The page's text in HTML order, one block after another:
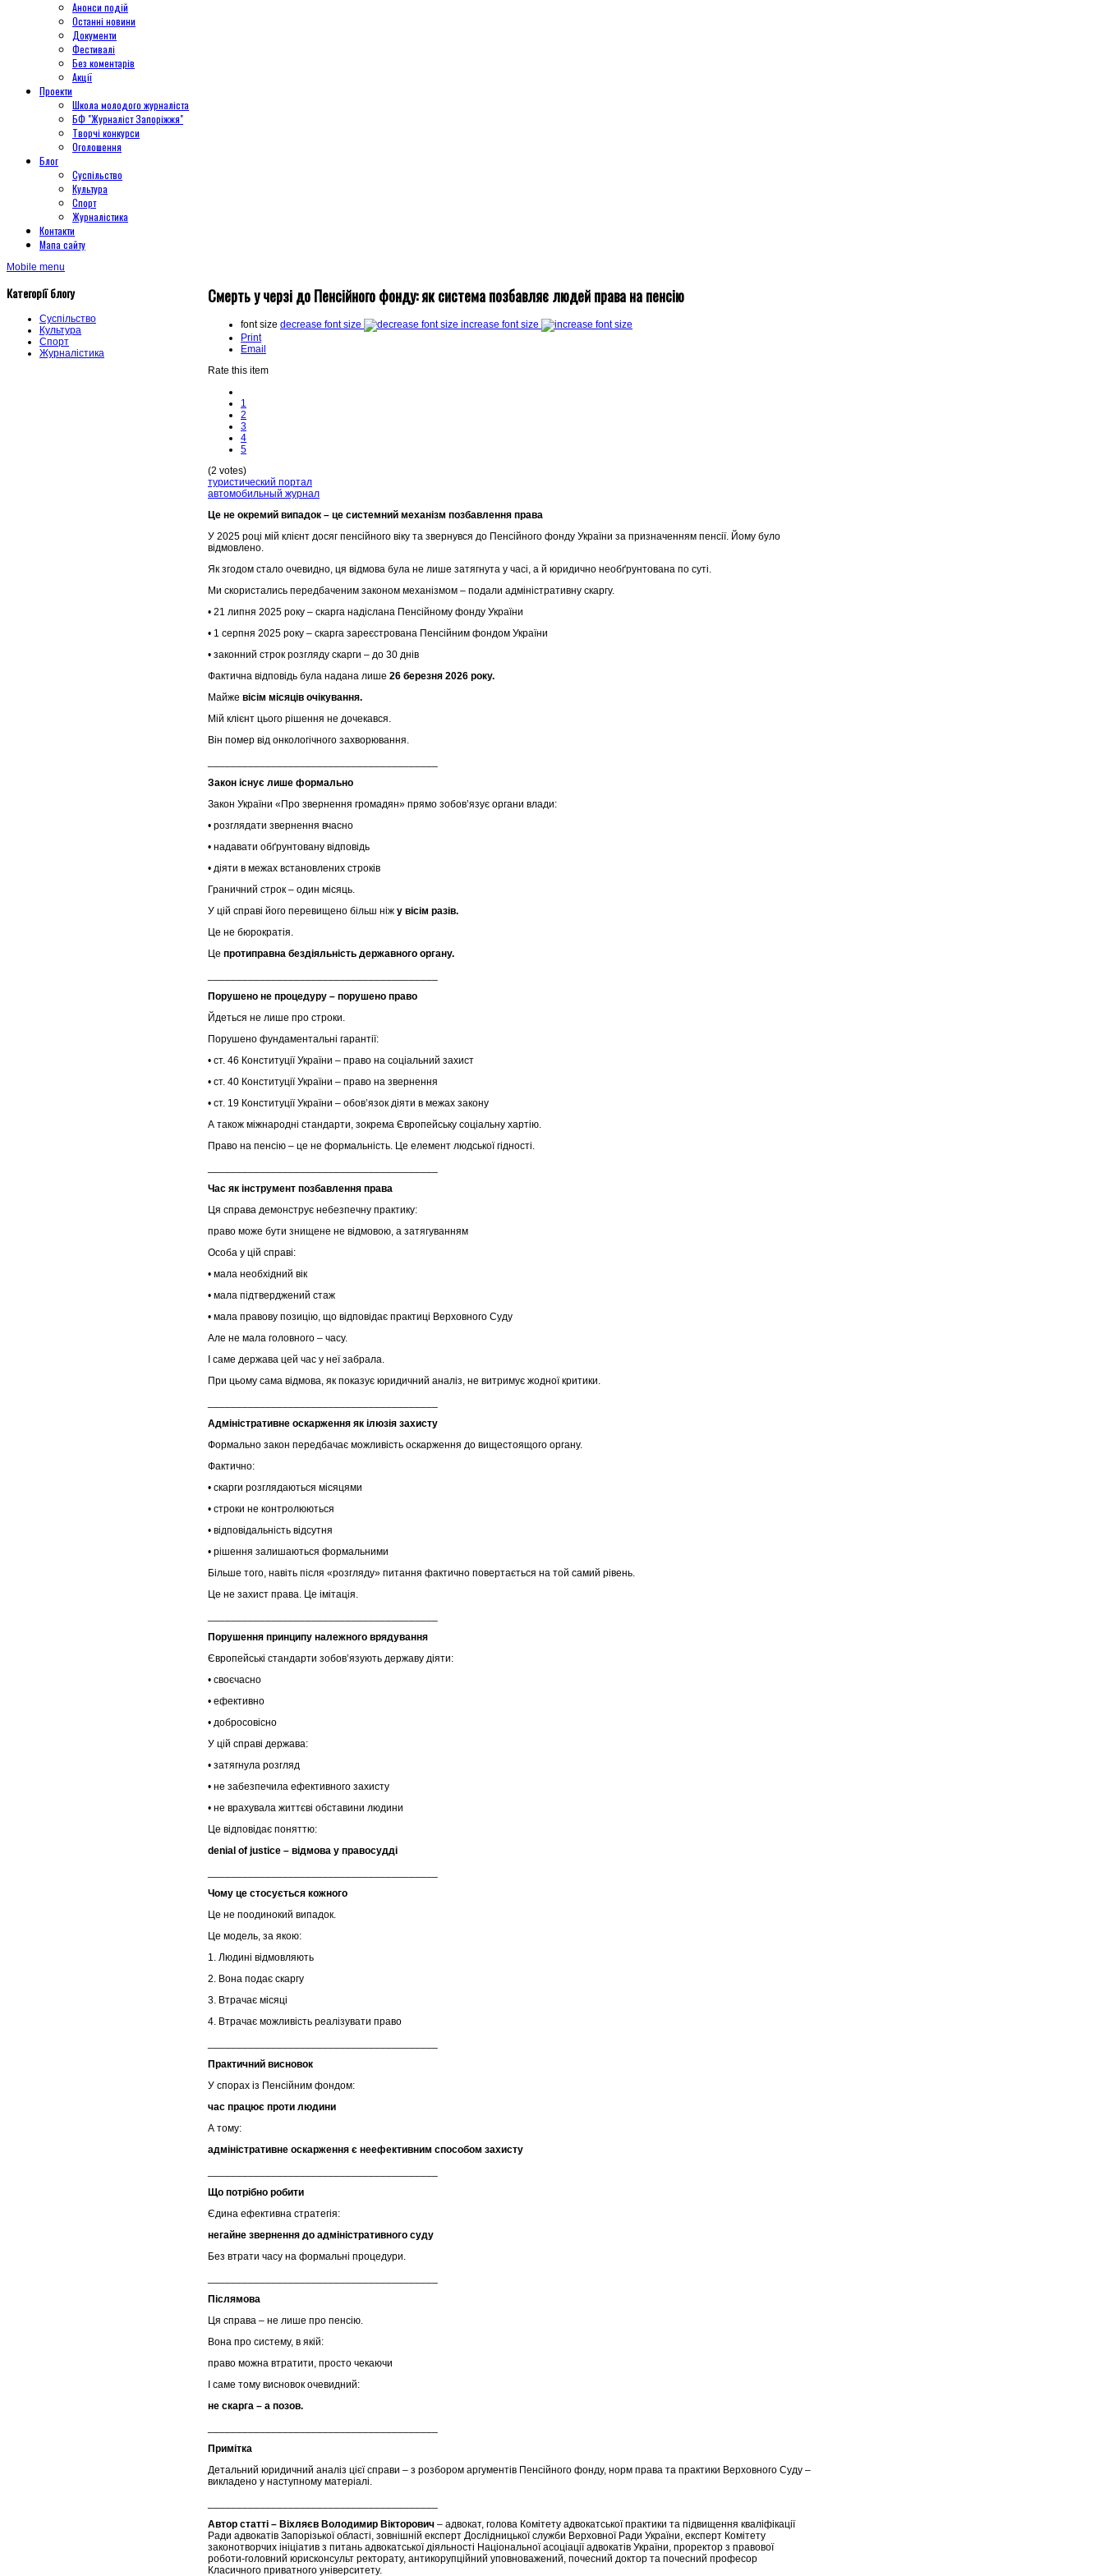
Анонси подій
Останні новини
Документи
Фестивалі
Без коментарів
Акції
Проекти
Школа молодого журналіста
БФ "Журналіст Запоріжжя"
Творчі конкурси
Оголошення
Блог
Суспільство
Культура
Спорт
Журналістика
Контакти
Мапа сайту
Mobile menu
Категорії блогу
Суспільство
Культура
Спорт
Журналістика
Смерть у черзі до Пенсійного фонду: як система позбавляє людей права на пенсію
font size decrease font size
increase font size
Print
Email
Rate this item
1
2
3
4
5
(2 votes)
туристический портал
автомобильный журнал
Це не окремий випадок – це системний механізм позбавлення права
У 2025 році мій клієнт досяг пенсійного віку та звернувся до Пенсійного фонду України за призначенням пенсії. Йому було
відмовлено.
Як згодом стало очевидно, ця відмова була не лише затягнута у часі, а й юридично необґрунтована по суті.
Ми скористались передбаченим законом механізмом – подали адміністративну скаргу.
• 21 липня 2025 року – скарга надіслана Пенсійному фонду України
• 1 серпня 2025 року – скарга зареєстрована Пенсійним фондом України
• законний строк розгляду скарги – до 30 днів
Фактична відповідь була надана лише 26 березня 2026 року.
Майже вісім місяців очікування.
Мій клієнт цього рішення не дочекався.
Він помер від онкологічного захворювання.
Закон існує лише формально
Закон України «Про звернення громадян» прямо зобов’язує органи влади:
• розглядати звернення вчасно
• надавати обґрунтовану відповідь
• діяти в межах встановлених строків
Граничний строк – один місяць.
У цій справі його перевищено більш ніж у вісім разів.
Це не бюрократія.
Це протиправна бездіяльність державного органу.
Порушено не процедуру – порушено право
Йдеться не лише про строки.
Порушено фундаментальні гарантії:
• ст. 46 Конституції України – право на соціальний захист
• ст. 40 Конституції України – право на звернення
• ст. 19 Конституції України – обов’язок діяти в межах закону
А також міжнародні стандарти, зокрема Європейську соціальну хартію.
Право на пенсію – це не формальність. Це елемент людської гідності.
Час як інструмент позбавлення права
Ця справа демонструє небезпечну практику:
право може бути знищене не відмовою, а затягуванням
Особа у цій справі:
• мала необхідний вік
• мала підтверджений стаж
• мала правову позицію, що відповідає практиці Верховного Суду
Але не мала головного – часу.
І саме держава цей час у неї забрала.
При цьому сама відмова, як показує юридичний аналіз, не витримує жодної критики.
Адміністративне оскарження як ілюзія захисту
Формально закон передбачає можливість оскарження до вищестоящого органу.
Фактично:
• скарги розглядаються місяцями
• строки не контролюються
• відповідальність відсутня
• рішення залишаються формальними
Більше того, навіть після «розгляду» питання фактично повертається на той самий рівень.
Це не захист права. Це імітація.
Порушення принципу належного врядування
Європейські стандарти зобов’язують державу діяти:
• своєчасно
• ефективно
• добросовісно
У цій справі держава:
• затягнула розгляд
• не забезпечила ефективного захисту
• не врахувала життєві обставини людини
Це відповідає поняттю:
denial of justice – відмова у правосудді
Чому це стосується кожного
Це не поодинокий випадок.
Це модель, за якою:
1. Людині відмовляють
2. Вона подає скаргу
3. Втрачає місяці
4. Втрачає можливість реалізувати право
Практичний висновок
У спорах із Пенсійним фондом:
час працює проти людини
А тому:
адміністративне оскарження є неефективним способом захисту
Що потрібно робити
Єдина ефективна стратегія:
негайне звернення до адміністративного суду
Без втрати часу на формальні процедури.
Післямова
Ця справа – не лише про пенсію.
Вона про систему, в якій:
право можна втратити, просто чекаючи
І саме тому висновок очевидний:
не скарга – а позов.
Примітка
Детальний юридичний аналіз цієї справи – з розбором аргументів Пенсійного фонду, норм права та практики Верховного Суду –
викладено у наступному матеріалі.
Автор статті – Віхляєв Володимир Вікторович – адвокат, голова Комітету адвокатської практики та підвищення кваліфікації
Ради адвокатів Запорізької області, зовнішній експерт Дослідницької служби Верховної Ради України, експерт Комітету
законотворчих ініціатив з питань адвокатської діяльності Національної асоціації адвокатів України, проректор з правової
роботи-головний юрисконсульт ректорату, антикорупційний уповноважений, почесний доктор та почесний професор
Класичного приватного університету.